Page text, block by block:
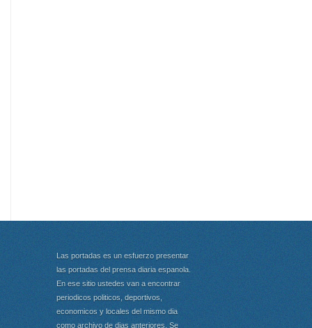
Las portadas es un esfuerzo presentar
las portadas del prensa diaria espanola.
En ese sitio ustedes van a encontrar
periodicos politicos, deportivos,
economicos y locales del mismo dia
como archivo de dias anteriores. Se